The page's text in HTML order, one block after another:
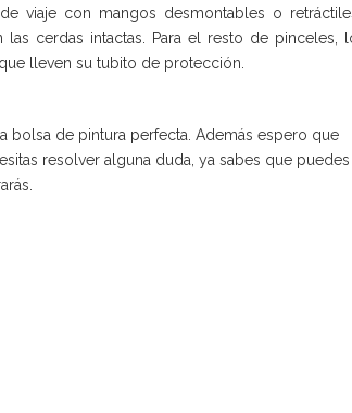
viaje con mangos desmontables o
las cerdas intactas. Para el resto de pinceles,
lleven su tubito de protección.
bolsa de pintura perfecta. Además espero que
resolver alguna duda, ya sabes que puedes